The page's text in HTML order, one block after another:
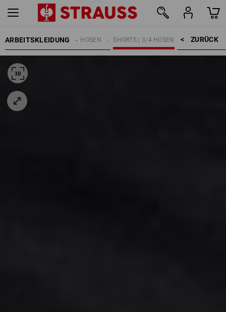
ARBEITSKLEIDUNG ZURÜCK    >
SHORTS | 3/4 HOSEN
HOSEN
DAMEN